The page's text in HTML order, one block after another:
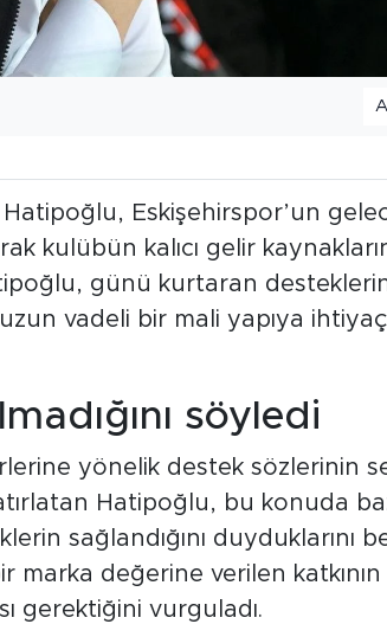
A
Eskişehirspor’un
kulübün kalıcı gelir
günü kurtaran
vadeli bir mali yapıya ihtiyaç
söyledi
yönelik destek sözlerinin
Hatipoğlu, bu konuda
sağlandığını duyduklarını
marka değerine verilen katkının
gerektiğini vurguladı.